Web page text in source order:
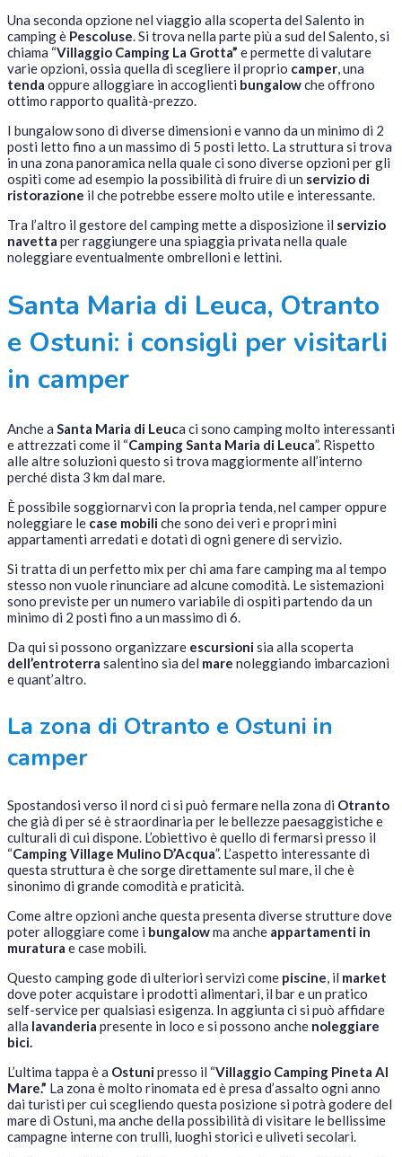
Una seconda opzione nel viaggio alla scoperta del Salento in
camping è Pescoluse. Si trova nella parte più a sud del Salento, si
chiama “Villaggio Camping La Grotta” e permette di valutare
varie opzioni, ossia quella di scegliere il proprio camper, una
tenda oppure alloggiare in accoglienti bungalowche offrono
ottimo rapporto qualità-prezzo.
I bungalow sono di diverse dimensioni e vanno da un minimo di 2
posti letto fino a un massimo di 5 posti letto. La struttura si trova
in una zona panoramica nella quale ci sono diverse opzioni per gli
ospiti come ad esempio la possibilità di fruire di un servizio di
ristorazione il che potrebbe essere molto utile e interessante.
Tra l’altro il gestore del camping mette a disposizione il servizio
navetta per raggiungere una spiaggia privata nella quale
noleggiare eventualmente ombrelloni e lettini.
Santa Maria di Leuca, Otranto
e Ostuni: i consigli per visitarli
in camper
Anche a Santa Maria di Leuca ci sono camping molto interessanti
e attrezzati come il “Camping Santa Maria di Leuca”. Rispetto
alle altre soluzioni questo si trova maggiormente all’interno
perché dista 3 km dal mare.
È possibile soggiornarvi con la propria tenda, nel camper oppure
noleggiare le case mobiliche sono dei veri e propri mini
appartamenti arredati e dotati di ogni genere di servizio.
Si tratta di un perfetto mix per chi ama fare camping ma al tempo
stesso non vuole rinunciare ad alcune comodità. Le sistemazioni
sono previste per un numero variabile di ospiti partendo da un
minimo di 2 posti fino a un massimo di 6.
Da qui si possono organizzare escursionisia alla scoperta
dell’entroterra salentino sia del mare noleggiando imbarcazioni
e quant’altro.
La zona di Otranto e Ostuni in
camper
Spostandosi verso il nord ci si può fermare nella zona di Otranto
che già di per sé è straordinaria per le bellezze paesaggistiche e
culturali di cui dispone. L’obiettivo è quello di fermarsi presso il
“Camping Village Mulino D’Acqua”. L’aspetto interessante di
questa struttura è che sorge direttamente sul mare, il che è
sinonimo di grande comodità e praticità.
Come altre opzioni anche questa presenta diverse strutture dove
poter alloggiare come i bungalowma anche appartamenti in
muratura e case mobili.
Questo camping gode di ulteriori servizi come piscine, il market
dove poter acquistare i prodotti alimentari, il bar e un pratico
self-service per qualsiasi esigenza. In aggiunta ci si può affidare
alla lavanderia presente in loco e si possono anche noleggiare
bici.
L’ultima tappa è a Ostunipresso il “Villaggio Camping Pineta Al
Mare.” La zona è molto rinomata ed è presa d’assalto ogni anno
dai turisti per cui scegliendo questa posizione si potrà godere del
mare di Ostuni, ma anche della possibilità di visitare le bellissime
campagne interne con trulli, luoghi storici e uliveti secolari.